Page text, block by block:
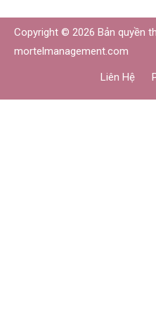
Copyright © 2026 Bản quyền
mortelmanagement.com
Liên Hệ